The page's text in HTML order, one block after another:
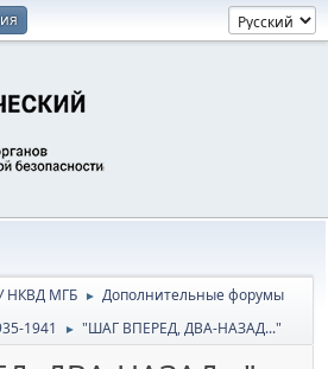
НКВД МГБ ► Дополнительные форумы
1941 ► "ШАГ ВПЕРЕД, ДВА-НАЗАД..."